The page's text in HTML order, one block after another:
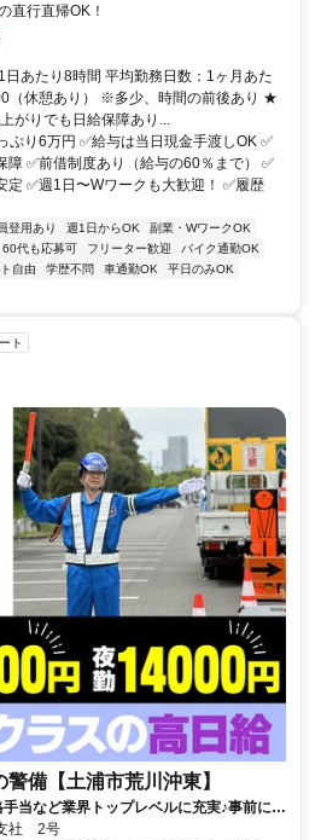
直行直帰OK！
あたり8時間 平均勤務日数：1ヶ月あた
（休憩あり） ※多少、時間の前後あり ★
がりでも日給保障あり...
ぷり6万円 ✅給与は当日現金手渡しOK ✅
障 ✅前借制度あり（給与の60％まで） ✅
定 ✅週1日〜Wワークも大歓迎！ ✅履歴
登用あり 週1日からOK
副業・WワークOK
60代も応募可 フリーター歓迎
バイク通勤OK
自由 学歴不問 車通勤OK
平日のみOK
ト
備【土浦市荒川沖東】
当など業界トップレベルに充実♪事前に研
★社 2号